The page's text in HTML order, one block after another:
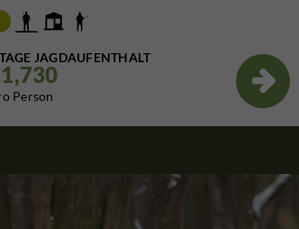
JAGDAUFENTHALT
Person
